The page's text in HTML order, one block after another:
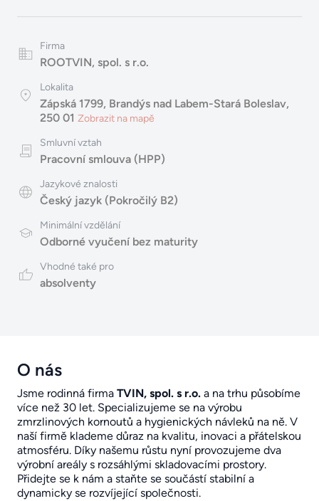
Firma
ROOTVIN, spol. s r.o.
Lokalita
Zápská 1799, Brandýs nad Labem-Stará Boleslav,
250 01 Zobrazit na mapě
Smluvní vztah
Pracovní smlouva (HPP)
Jazykové znalosti
Český jazyk (Pokročilý B2)
Minimální vzdělání
Odborné vyučení bez maturity
Vhodné také pro
absolventy
O nás
Jsme rodinná firma TVIN, spol. s r.o. a na trhu působíme
více než 30 let. Specializujeme se na výrobu
zmrzlinových kornoutů a hygienických návleků na ně. V
naší firmě klademe důraz na kvalitu, inovaci a přátelskou
atmosféru. Díky našemu růstu nyní provozujeme dva
výrobní areály s rozsáhlými skladovacími prostory.
Přidejte se k nám a staňte se součástí stabilní a
dynamicky se rozvíjející společnosti.